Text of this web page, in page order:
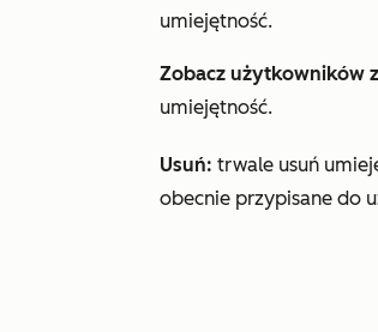
umiejętność.
Zobacz użytkowników
umiejętność.
Usuń: trwale usuń
obecnie przypisane do